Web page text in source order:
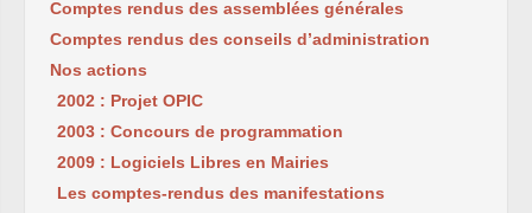
Comptes rendus des assemblées générales
Comptes rendus des conseils d’administration
Nos actions
2002 : Projet OPIC
2003 : Concours de programmation
2009 : Logiciels Libres en Mairies
Les comptes-rendus des manifestations